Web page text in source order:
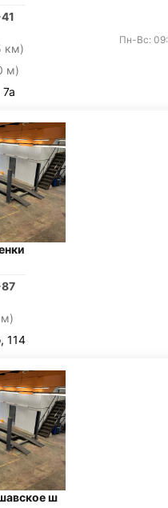
км)
м)
Пн-Вс:
114
ш